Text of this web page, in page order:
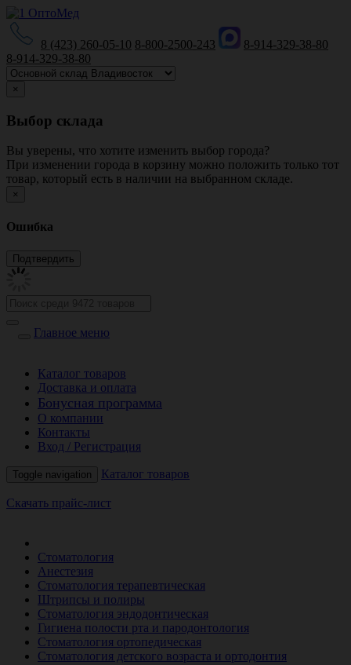
8 (423) 260-05-10 8-800-2500-243
8-914-329-38-80
8-914-329-38-80
×
Выбор склада
Вы уверены, что хотите изменить выбор города?
При изменении города в корзину можно положить только тот
товар, который есть в наличии на выбранном складе.
×
Ошибка
Главное меню
Каталог товаров
Доставка и оплата
Бонусная программа
О компании
Контакты
Вход / Регистрация
Toggle navigation Каталог товаров
Скачать прайс-лист
Стоматология
Анестезия
Стоматология терапевтическая
Штрипсы и полиры
Стоматология эндодонтическая
Гигиена полости рта и пародонтология
Стоматология ортопедическая
Стоматология детского возраста и ортодонтия